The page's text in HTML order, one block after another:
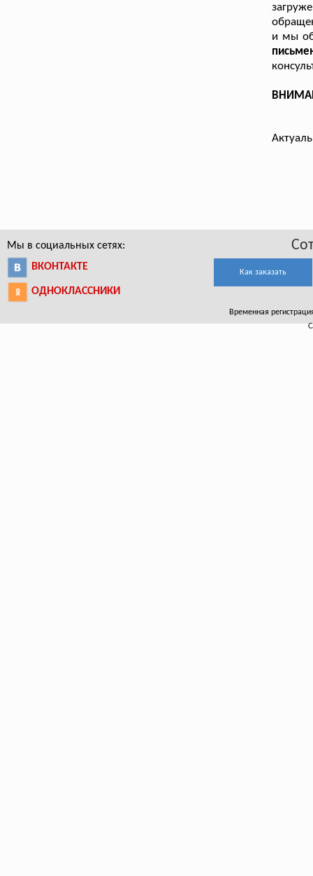
и мы
Мы в социальных сетях:
ВКОНТАКТЕ
ОДНОКЛАССНИКИ
Как заказать
Временная